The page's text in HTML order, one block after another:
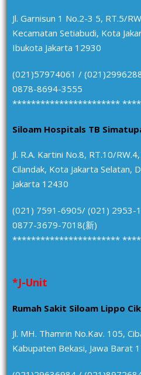
Jl. Garnisun 1 No.2-3 5, RT.5/
Kecamatan Setiabudi, Kota
Ibukota Jakarta 12930
(021)57974061 /
0878-8694-3555
***********************
Siloam Hospitals TB
Jl. R.A. Kartini No.8, RT.10/
Cilandak, Kota Jakarta Selatan,
Jakarta 12430
(021) 7591-6905/ (021) 2953-
0877-3679-7018(新)
***********************
*J-Unit
Rumah Sakit Siloam Lippo
Jl. MH. Thamrin No.Kav. 105,
Kabupaten Bekasi, Jawa Barat